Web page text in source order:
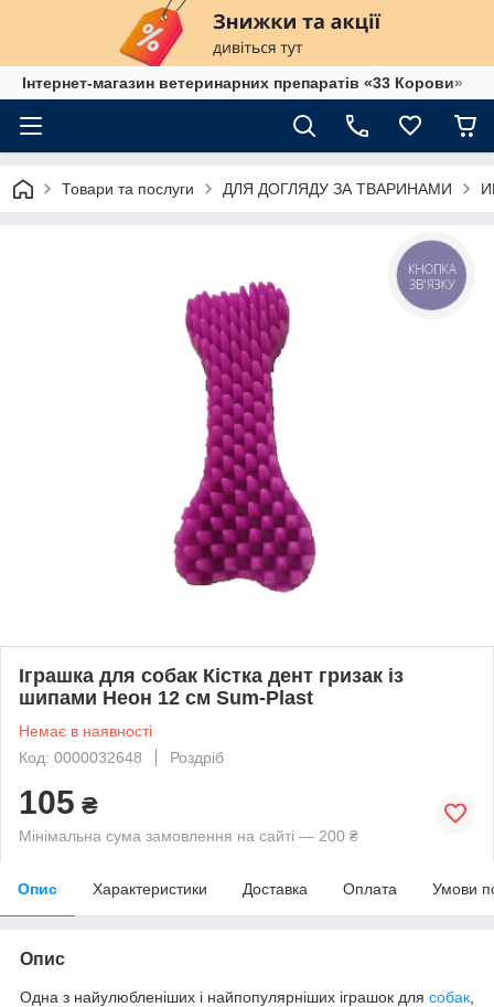
Інтернет-магазин ветеринарних препаратів «33 Корови»
Товари та послуги ДЛЯ ДОГЛЯДУ ЗА ТВАРИНАМИ
Іграшка для собак Кістка дент гризак із
шипами Неон 12 см Sum-Plast
Немає в наявності
Код: 0000032648
Роздріб
105 ₴
Мінімальна сума замовлення на сайті — 200 ₴
Опис Характеристики Доставка Оплата Умови
Опис
Одна з найулюбленіших і найпопулярніших іграшок для собак
КНОПКА
ЗВ'ЯЗКУ